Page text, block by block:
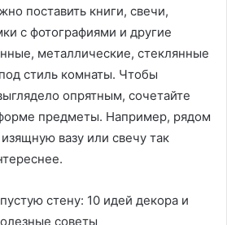
поставить книги, свечи,
с фотографиями и другие
металлические, стеклянные
стиль комнаты. Чтобы
опрятным, сочетайте
предметы. Например, рядом
вазу или свечу так